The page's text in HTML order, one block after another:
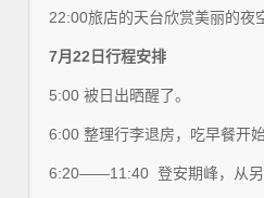
22:00旅店的天台欣赏美丽的夜
7月22日行程安排
5:00 被日出晒醒了。
6:00 整理行李退房，吃早餐开
6:20——11:40 登安期峰，从另